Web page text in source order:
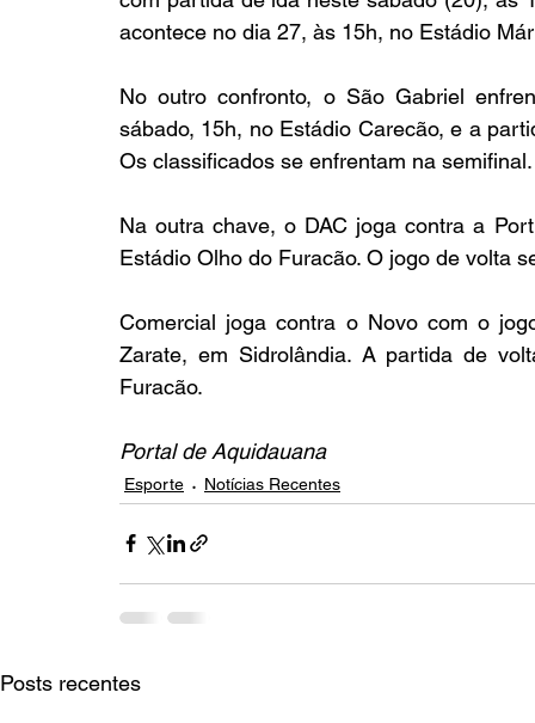
acontece no dia 27, às 15h, no Estádio
No outro confronto, o São Gabriel
sábado, 15h, no Estádio Carecão, e a
Os classificados se enfrentam na semifinal.
Na outra chave, o DAC joga contra a
Estádio Olho do Furacão. O jogo de volta
Comercial joga contra o Novo com o
Zarate, em Sidrolândia. A partida de
Furacão.
Portal de Aquidauana
Esporte Notícias Recentes
Posts recentes